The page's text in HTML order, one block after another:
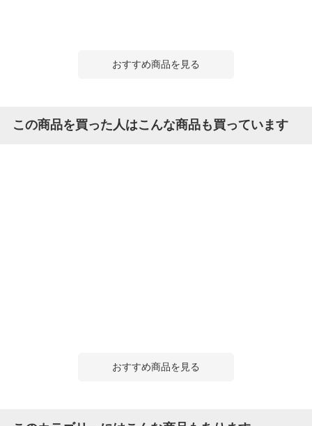
おすすめ商品を見る
この商品を買った人はこんな商品も買っています
おすすめ商品を見る